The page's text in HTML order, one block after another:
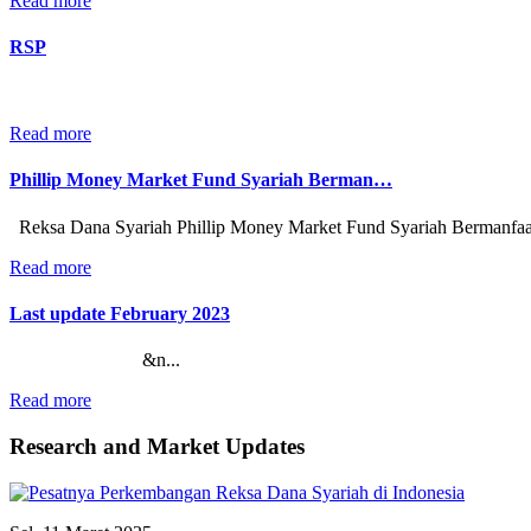
RSP
Read more
Phillip Money Market Fund Syariah Berman…
Reksa Dana Syariah Phillip Money Market Fund Syariah
Read more
Last update February 2023
&n...
Read more
Research and Market Updates